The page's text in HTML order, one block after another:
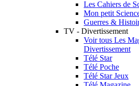
Les Cahiers de
Mon petit
Guerres &
TV - Divertissement
Voir tous Les
Divertissement
Télé Star
Télé Poche
Télé Star Jeux